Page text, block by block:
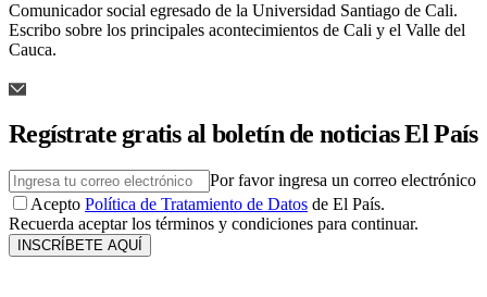
Comunicador social egresado de la Universidad Santiago de Cali.
Escribo sobre los principales acontecimientos de Cali y el Valle del
Cauca.
Regístrate gratis al boletín de noticias El País
Por favor ingresa un correo electrónico
Acepto Política de Tratamiento de Datos de El País.
Recuerda aceptar los términos y condiciones para continuar.
INSCRÍBETE AQUÍ